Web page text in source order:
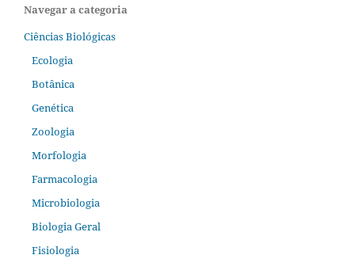
Navegar a categoria
Ciências Biológicas
Ecologia
Botânica
Genética
Zoologia
Morfologia
Farmacologia
Microbiologia
Biologia Geral
Fisiologia